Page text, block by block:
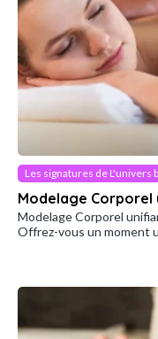
Les signatures de L'univers
Modelage Corporel
Modelage Corporel
Offrez-vous un moment